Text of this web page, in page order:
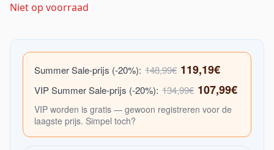
Niet op voorraad
Summer Sale-prijs (-20%): 148,99€ 119,19€
VIP Summer Sale-prijs (-20%): 134,99€ 107,99€
VIP worden is gratis — gewoon registreren voor de
laagste prijs. Simpel toch?